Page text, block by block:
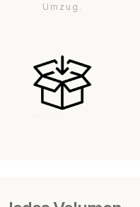
Umzug.